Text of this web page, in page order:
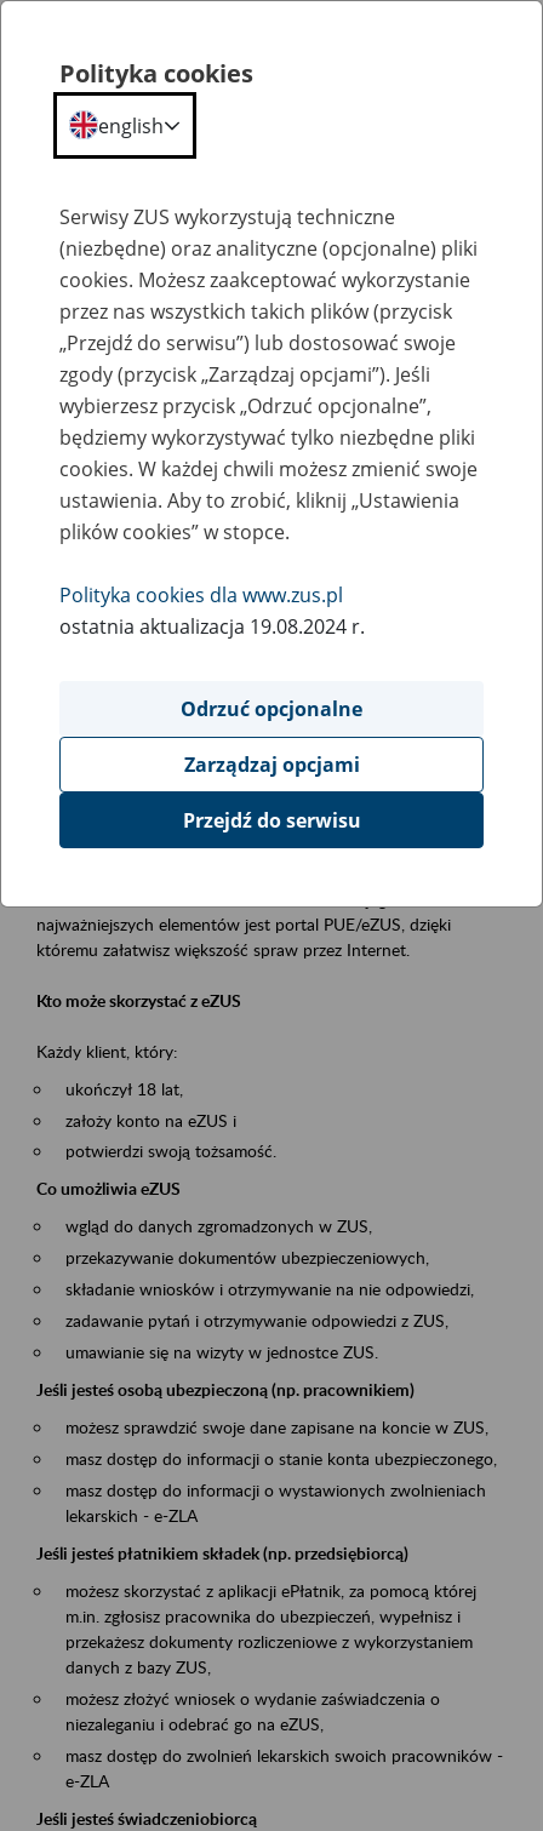
Szkolenia
Zaproś ZUS do siebie - zakładanie profili
eZUS w siedzibie Twojej firmy
Rodzaj wydarzenia
Szkolenia
obsługa klientów
Event description
Platforma Usług Elektronicznych ZUS eZUS
najważniejszych elementów jest portal PUE/eZUS, dzięki
któremu załatwisz większość spraw przez Internet.
Kto może skorzystać z eZUS
Każdy klient, który:
ukończył 18 lat,
założy konto na eZUS i
potwierdzi swoją tożsamość.
Co umożliwia eZUS
wgląd do danych zgromadzonych w ZUS,
przekazywanie dokumentów ubezpieczeniowych,
składanie wniosków i otrzymywanie na nie odpowiedzi,
zadawanie pytań i otrzymywanie odpowiedzi z ZUS,
umawianie się na wizyty w jednostce ZUS.
Jeśli jesteś osobą ubezpieczoną (np. pracownikiem)
możesz sprawdzić swoje dane zapisane na koncie w ZUS,
masz dostęp do informacji o stanie konta ubezpieczonego,
masz dostęp do informacji o wystawionych zwolnieniach
lekarskich - e-ZLA
Jeśli jesteś płatnikiem składek (np. przedsiębiorcą)
możesz skorzystać z aplikacji ePłatnik, za pomocą której
m.in. zgłosisz pracownika do ubezpieczeń, wypełnisz i
przekażesz dokumenty rozliczeniowe z wykorzystaniem
danych z bazy ZUS,
możesz złożyć wniosek o wydanie zaświadczenia o
niezaleganiu i odebrać go na eZUS,
masz dostęp do zwolnień lekarskich swoich pracowników -
e-ZLA
Jeśli jesteś świadczeniobiorcą
Polityka cookies
english
Serwisy ZUS wykorzystują techniczne
(niezbędne) oraz analityczne (opcjonalne) pliki
cookies. Możesz zaakceptować wykorzystanie
przez nas wszystkich takich plików (przycisk
„Przejdź do serwisu”) lub dostosować swoje
zgody (przycisk „Zarządzaj opcjami”). Jeśli
wybierzesz przycisk „Odrzuć opcjonalne”,
będziemy wykorzystywać tylko niezbędne pliki
cookies. W każdej chwili możesz zmienić swoje
ustawienia. Aby to zrobić, kliknij „Ustawienia
plików cookies” w stopce.
Polityka cookies dla www.zus.pl
ostatnia aktualizacja 19.08.2024 r.
Odrzuć opcjonalne
Zarządzaj opcjami
Przejdź do serwisu